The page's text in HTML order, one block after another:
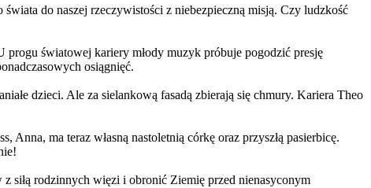
do naszej rzeczywistości z niebezpieczną misją. Czy ludzkość
światowej kariery młody muzyk próbuje pogodzić presję
osiągnięć.
dzieci. Ale za sielankową fasadą zbierają się chmury. Kariera Theo
ma teraz własną nastoletnią córkę oraz przyszłą pasierbicę.
siłą rodzinnych więzi i obronić Ziemię przed nienasyconym